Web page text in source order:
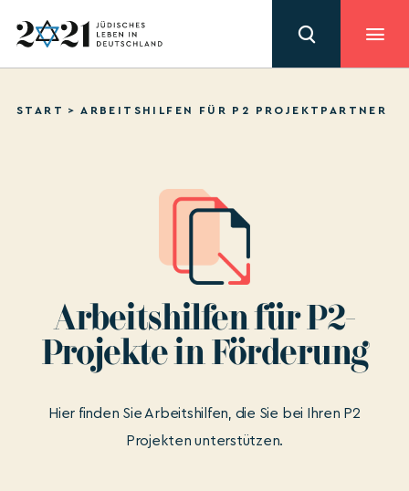
START >ARBEITSHILFEN FÜR P2 PROJEKTPARTNER
Arbeitshilfen für P2-
Projekte in Förderung
Hier finden Sie Arbeitshilfen, die Sie bei Ihren P2
Projekten unterstützen.